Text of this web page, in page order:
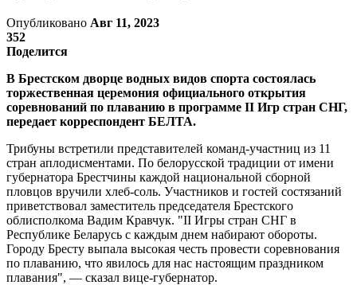
Опубликовано Авг 11, 2023
352
Поделится
В Брестском дворце водных видов спорта состоялась
торжественная церемония официального открытия
соревнований по плаванию в программе II Игр стран СНГ,
передает корреспондент БЕЛТА.
Трибуны встретили представителей команд-участниц из 11
стран аплодисментами. По белорусской традиции от имени
губернатора Брестчины каждой национальной сборной
пловцов вручили хлеб-соль. Участников и гостей состязаний
приветствовал заместитель председателя Брестского
облисполкома Вадим Кравчук. "II Игры стран СНГ в
Республике Беларусь с каждым днем набирают обороты.
Городу Бресту выпала высокая честь провести соревнования
по плаванию, что явилось для нас настоящим праздником
плавания", — сказал вице-губернатор.